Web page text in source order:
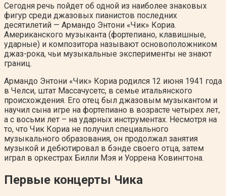
Сегодня речь пойдет об одной из наиболее знаковых
фигур среди джазовых пианистов последних
десятилетий — Армандо Энтони «Чик» Кориа.
Американского музыканта (фортепиано, клавишные,
ударные) и композитора называют основоположником
джаз-рока, чьи музыкальные эксперименты не знают
границ.
Армандо Энтони «Чик» Кориа родился 12 июня 1941 года
в Челси, штат Массачусетс, в семье итальянского
происхождения. Его отец был джазовым музыкантом и
научил сына игре на фортепиано в возрасте четырех лет,
а с восьми лет – на ударных инструментах. Несмотря на
то, что Чик Кориа не получил специального
музыкального образования, он продолжал занятия
музыкой и дебютировал в бэнде своего отца, затем
играл в оркестрах Билли Мэя и Уоррена Ковингтона.
Первые концерты Чика